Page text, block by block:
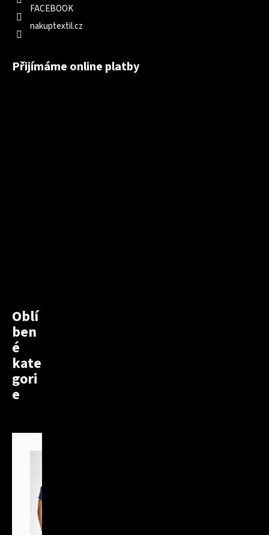
FACEBOOK
nakuptextil.cz
Přijímáme online platby
Oblí
ben
é
kate
gori
e